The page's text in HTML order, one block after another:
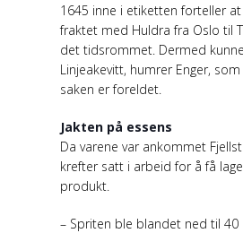
1645 inne i etiketten forteller
fraktet med Huldra fra Oslo til
det tidsrommet. Dermed
Linjeakevitt, humrer Enger,
saken er foreldet.
Jakten på essens
Da varene var ankommet
krefter satt i arbeid for å få
produkt.
– Spriten ble blandet ned til